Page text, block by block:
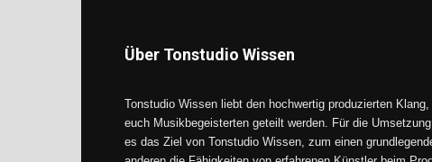
Über Tonstudio Wissen
Tonstudio Wissen liebt den hochwertig produzierten
euch Musikbegeisterten geteilt werden. Für die
es das Ziel von Tonstudio Wissen, zum einen